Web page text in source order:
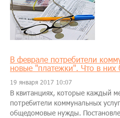
В феврале потребители
новые "платежки". Что в них
19 января 2017 10:07
В квитанциях, которые каждый
потребители коммунальных
общедомовые нужды.